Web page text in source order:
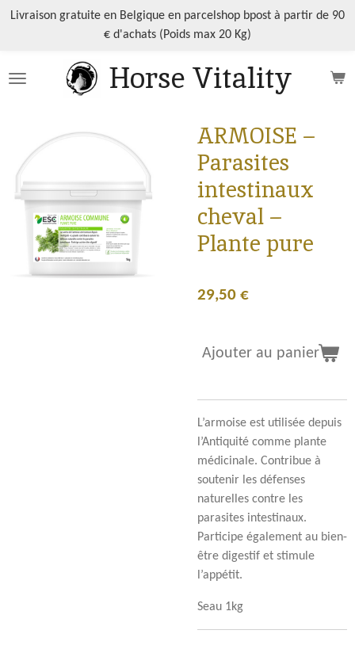
Passer
principal
Horse Vitality
Livraison gratuite en Belgique en parcelshop bpost à partir de 90
€ d'achats (Poids max 20 Kg)
ARMOISE –
Parasites
intestinaux
cheval –
Plante pure
29,50 €
Ajouter au panier
L’armoise est utilisée depuis
l’Antiquité comme plante
médicinale. Contribue à
soutenir les défenses
naturelles contre les
parasites intestinaux.
Participe également au bien-
être digestif et stimule
l’appétit.
Seau 1kg